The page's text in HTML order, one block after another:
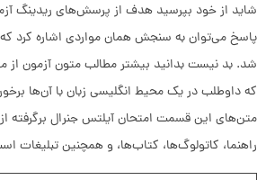
پاسخ می‌توان به سنجش همان مواردی اشاره کرد که
شد. بد نیست بدانید بیشتر مطالب متون آزمون از
که داوطلب در یک محیط انگلیسی زبان با آن‌ها
متن‌های این قسمت امتحان آیلتس جنرال برگرفته
راهنما، کاتولوگ‌ها، کتاب‌ها، و همچنین تبلیغات